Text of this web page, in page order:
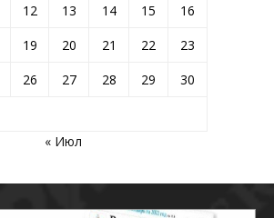
12 13 14 15
16
19 20 21 22
23
26 27 28 29
30
« Июл